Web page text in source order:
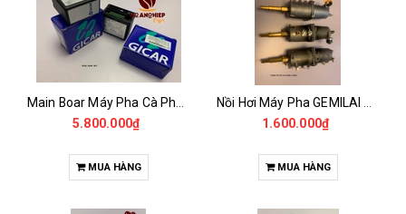
5.800.000₫
MUA HÀNG
1.600.000₫
MUA HÀNG